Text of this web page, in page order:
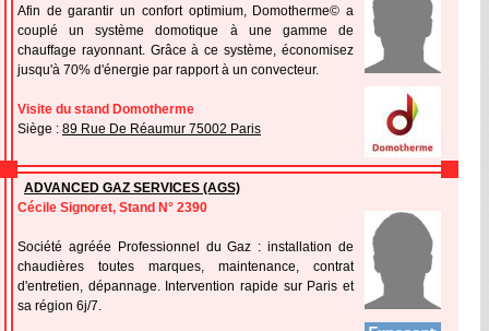
Afin de garantir un confort optimium, Domotherme© a
couplé un système domotique à une gamme de
chauffage rayonnant. Grâce à ce système, économisez
jusqu'à 70% d'énergie par rapport à un convecteur.
Visite du stand Domotherme
Siège : 89 Rue De Réaumur 75002 Paris
ADVANCED GAZ SERVICES (AGS)
Cécile Signoret, Stand N° 2390
Société agréée Professionnel du Gaz : installation de
chaudières toutes marques, maintenance, contrat
d'entretien, dépannage. Intervention rapide sur Paris et
sa région 6j/7.